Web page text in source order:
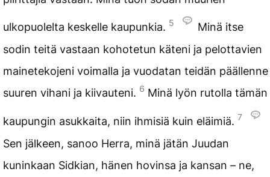
ulkopuolelta keskelle kaupunkia. 5
Minä itse
sodin teitä vastaan kohotetun käteni ja pelottavien
mainetekojeni voimalla ja vuodatan teidän päällenne
suuren vihani ja kiivauteni. 6 Minä lyön rutolla tämän
kaupungin asukkaita, niin ihmisiä kuin eläimiä. 7
Sen jälkeen, sanoo Herra, minä jätän Juudan
kuninkaan Sidkian, hänen hovinsa ja kansan – ne,